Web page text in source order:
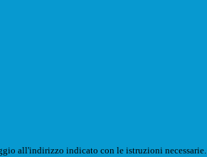
all'indirizzo indicato con le istruzioni necessarie.